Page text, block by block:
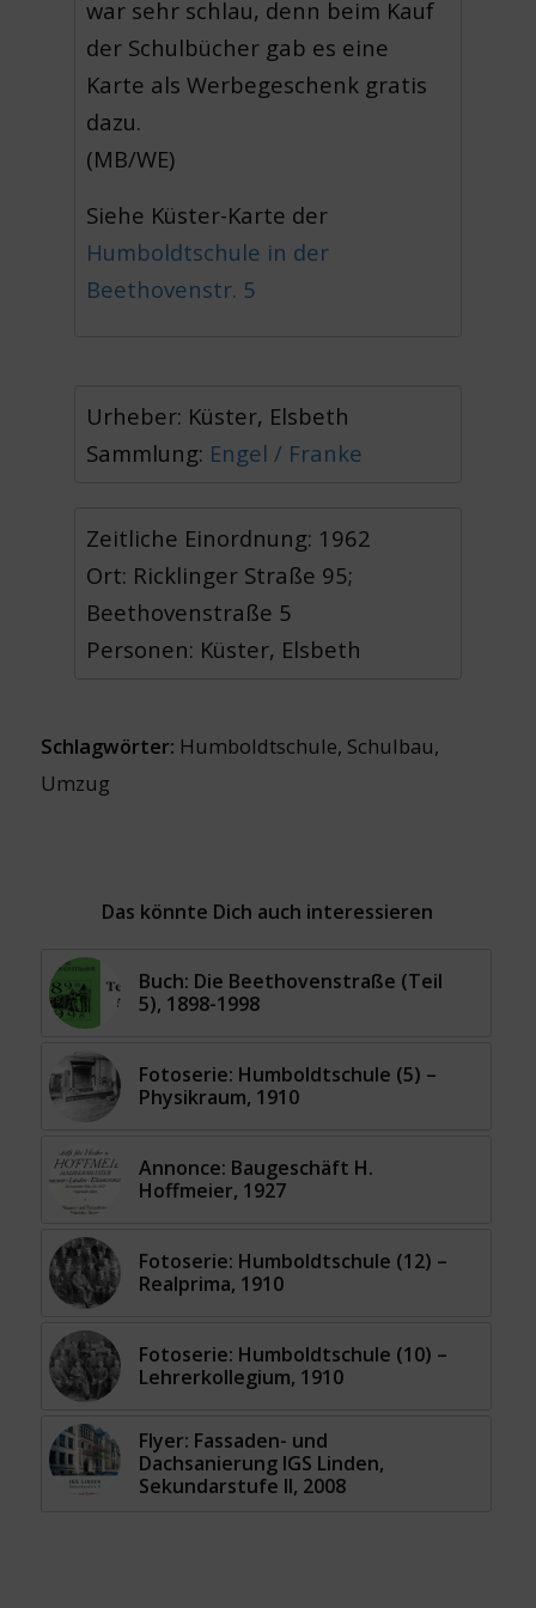
war sehr schlau, denn beim Kauf
der Schulbücher gab es eine
Karte als Werbegeschenk gratis
dazu.
(MB/WE)
Siehe Küster-Karte der
Humboldtschule in der
Beethovenstr. 5
Urheber: Küster, Elsbeth
Sammlung: Engel / Franke
Zeitliche Einordnung: 1962
Ort: Ricklinger Straße 95;
Beethovenstraße 5
Personen: Küster, Elsbeth
Schlagwörter: Humboldtschule, Schulbau,
Umzug
Das könnte Dich auch interessieren
Buch: Die Beethovenstraße (Teil
5), 1898-1998
Fotoserie: Humboldtschule (5) –
Physikraum, 1910
Annonce: Baugeschäft H.
Hoffmeier, 1927
Fotoserie: Humboldtschule (12) –
Realprima, 1910
Fotoserie: Humboldtschule (10) –
Lehrerkollegium, 1910
Flyer: Fassaden- und
Dachsanierung IGS Linden,
Sekundarstufe II, 2008